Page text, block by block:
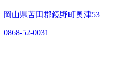
岡山県苫田郡鏡野町奥津53
0868-52-0031